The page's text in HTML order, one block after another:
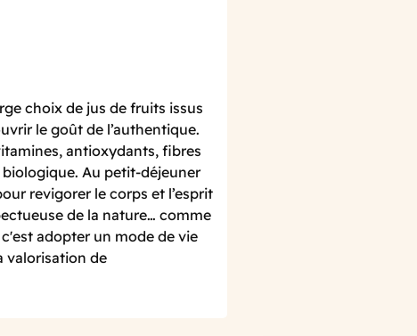
choix de jus de fruits issus
le goût de l’authentique.
antioxydants, fibres
Au petit-déjeuner
revigorer le corps et l’esprit
de la nature… comme
adopter un mode de vie
valorisation de